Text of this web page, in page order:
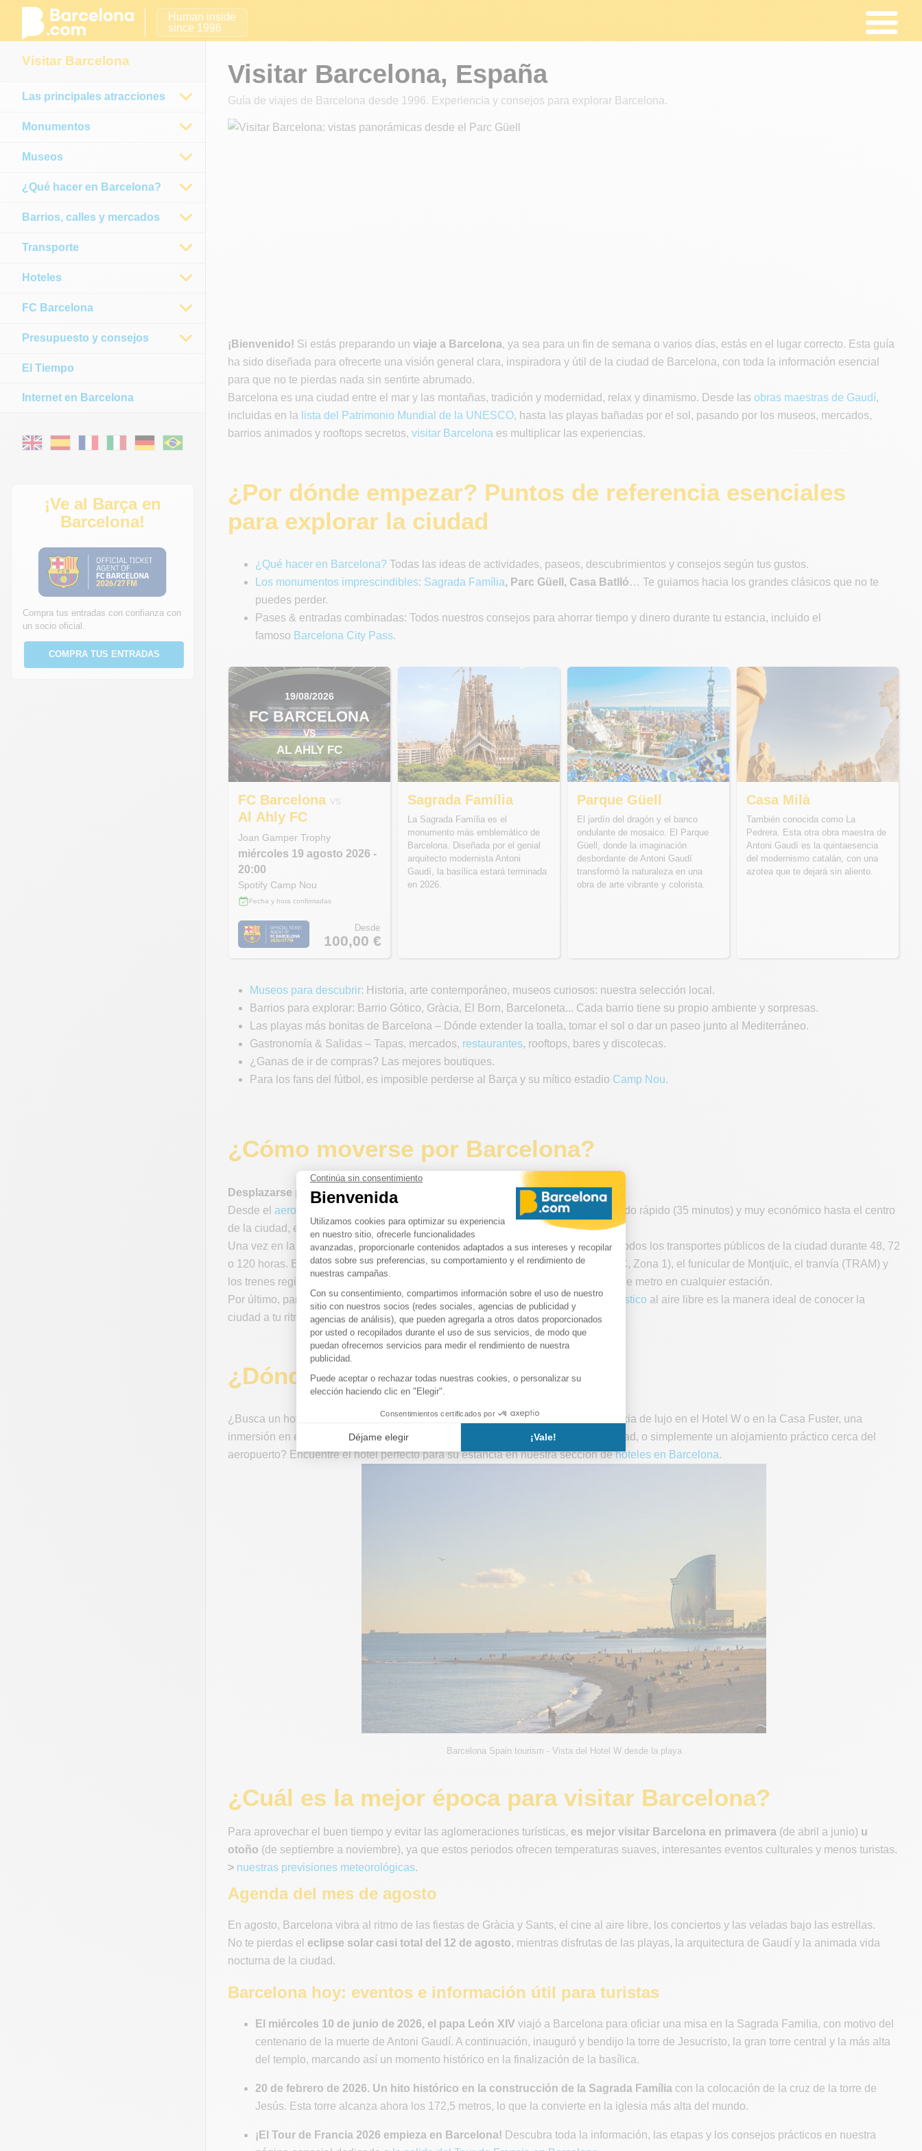
Human inside
since 1996
Visitar Barcelona, España
Guía de viajes de Barcelona desde 1996. Experiencia y consejos para explorar Barcelona.
¡Bienvenido! Si estás preparando un viaje a Barcelona, ya sea para un fin de semana o varios días, estás en el lugar correcto. Esta guía
ha sido diseñada para ofrecerte una visión general clara, inspiradora y útil de la ciudad de Barcelona, con toda la información esencial
para que no te pierdas nada sin sentirte abrumado.
Barcelona es una ciudad entre el mar y las montañas, tradición y modernidad, relax y dinamismo. Desde las obras maestras de Gaudí,
incluidas en la lista del Patrimonio Mundial de la UNESCO, hasta las playas bañadas por el sol, pasando por los museos, mercados,
barrios animados y rooftops secretos, visitar Barcelona es multiplicar las experiencias.
¿Por dónde empezar? Puntos de referencia esenciales
para explorar la ciudad
¿Qué hacer en Barcelona? Todas las ideas de actividades, paseos, descubrimientos y consejos según tus gustos.
Los monumentos imprescindibles: Sagrada Família, Parc Güell, Casa Batlló… Te guiamos hacia los grandes clásicos que no te
puedes perder.
Pases & entradas combinadas: Todos nuestros consejos para ahorrar tiempo y dinero durante tu estancia, incluido el
famoso Barcelona City Pass.
19/08/2026
FC BARCELONA
VS
AL AHLY FC
FC Barcelona vs
Al Ahly FC
Joan Gamper Trophy
miércoles 19 agosto 2026 -
20:00
Spotify Camp Nou
Fecha y hora confirmadas
Desde
100,00 €
Sagrada Família
La Sagrada Família es el
monumento más emblemático de
Barcelona. Diseñada por el genial
arquitecto modernista Antoni
Gaudí, la basílica estará terminada
en 2026.
Parque Güell
El jardín del dragón y el banco
ondulante de mosaico. El Parque
Güell, donde la imaginación
desbordante de Antoni Gaudí
transformó la naturaleza en una
obra de arte vibrante y colorista.
Casa Milà
También conocida como La
Pedrera. Esta otra obra maestra de
Antoni Gaudí es la quintaesencia
del modernismo catalán, con una
azotea que te dejará sin aliento.
Museos para descubrir: Historia, arte contemporáneo, museos curiosos: nuestra selección local.
Barrios para explorar: Barrio Gótico, Gràcia, El Born, Barceloneta... Cada barrio tiene su propio ambiente y sorpresas.
Las playas más bonitas de Barcelona – Dónde extender la toalla, tomar el sol o dar un paseo junto al Mediterráneo.
Gastronomía & Salidas – Tapas, mercados, restaurantes, rooftops, bares y discotecas.
¿Ganas de ir de compras? Las mejores boutiques️.
Para los fans del fútbol, es imposible perderse al Barça y su mítico estadio Camp Nou.
¿Cómo moverse por Barcelona?
Desplazarse por Barcelona es muy fácil.
Desde el aeropuerto
, que ofrece un traslado rápido (35 minutos) y muy económico hasta el centro
de la ciudad, es decir, hasta la Plaça de Catalunya.
Una vez en la ciudad, se puede usar laHola Card, que ofrece acceso ilimitado a todos los transportes públicos de la ciudad durante 48, 72
o 120 horas. Este pase incluye elmetro, los autobuses (TMB), el tren urbano (FGC, Zona 1), el funicular de Montjuïc, el tranvía (TRAM) y
los trenes regionales (Rodalies de Catalunya). También puedes comprar billetes de metro en cualquier estación.
Por último, para descubrir los lugares turísticos durante tu estancia, elautobús turístico al aire libre es la manera ideal de conocer la
ciudad a tu ritmo.
¿Dónde alojarse en Barcelona?
¿Busca un hotel junto al mar para disfrutar de las playas de Barcelona, una estancia de lujo en el Hotel W o en la Casa Fuster, una
inmersión en el Eixample o en el Barrio Gótico para estar en el corazón de la ciudad, o simplemente un alojamiento práctico cerca del
aeropuerto? Encuentre el hotel perfecto para su estancia en nuestra sección dehoteles en Barcelona.
Barcelona Spain tourism - Vista del Hotel W desde la playa
¿Cuál es la mejor época para visitar Barcelona?
Para aprovechar el buen tiempo y evitar las aglomeraciones turísticas, es mejor visitar Barcelona en primavera (de abril a junio) u
otoño (de septiembre a noviembre), ya que estos periodos ofrecen temperaturas suaves, interesantes eventos culturales y menos turistas.
> nuestras previsiones meteorológicas.
Agenda del mes de agosto
En agosto, Barcelona vibra al ritmo de las fiestas de Gràcia y Sants, el cine al aire libre, los conciertos y las veladas bajo las estrellas.
No te pierdas el eclipse solar casi total del 12 de agosto, mientras disfrutas de las playas, la arquitectura de Gaudí y la animada vida
nocturna de la ciudad.
Barcelona hoy: eventos e información útil para turistas
El miércoles 10 de junio de 2026, el papa León XIV viajó a Barcelona para oficiar una misa en la Sagrada Familia, con motivo del
centenario de la muerte de Antoni Gaudí. A continuación, inauguró y bendijo la torre de Jesucristo, la gran torre central y la más alta
del templo, marcando así un momento histórico en la finalización de la basílica.
20 de febrero de 2026. Un hito histórico en la construcción de la Sagrada Família con la colocación de la cruz de la torre de
Jesús. Esta torre alcanza ahora los 172,5 metros, lo que la convierte en la iglesia más alta del mundo.
¡El Tour de Francia 2026 empieza en Barcelona! Descubra toda la información, las etapas y los consejos prácticos en nuestra
Visitar Barcelona
Las principales atracciones
Monumentos
Museos
¿Qué hacer en Barcelona?
Barrios, calles y mercados
Transporte
Hoteles
FC Barcelona
Presupuesto y consejos
El Tiempo
Internet en Barcelona
¡Ve al Barça en
Barcelona!
Compra tus entradas con confianza con
un socio oficial.
COMPRA TUS ENTRADAS